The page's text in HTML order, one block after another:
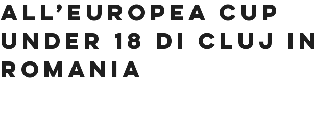
all’Europea Cup
Under 18 di Cluj
Romania